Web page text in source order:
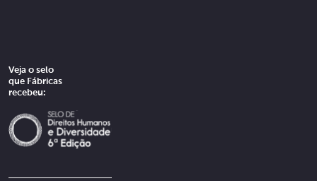
Veja o selo
que Fábricas
recebeu: